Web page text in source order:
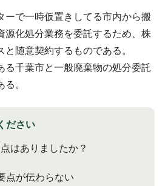
で一時仮置きしてる市内から搬
源化処分業務を委託するため、株
随意契約するものである。
る千葉市と一般廃棄物の処分委託
。
ださい
はありましたか？
点が伝わらない